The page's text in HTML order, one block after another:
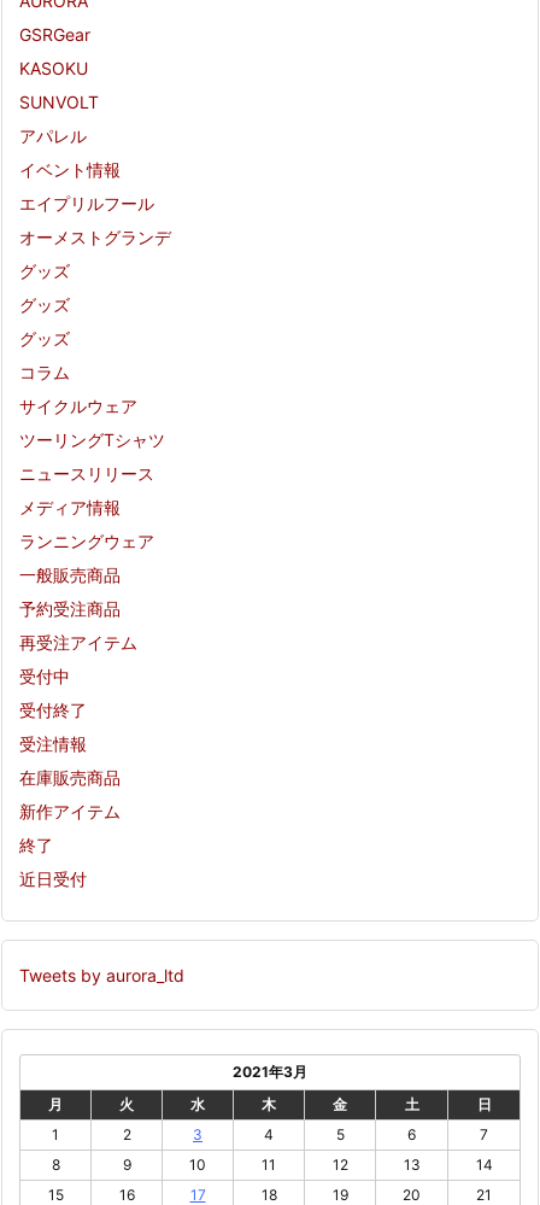
GSRGear
KASOKU
SUNVOLT
アパレル
イベント情報
エイプリルフール
オーメストグランデ
グッズ
グッズ
グッズ
コラム
サイクルウェア
ツーリングTシャツ
ニュースリリース
メディア情報
ランニングウェア
一般販売商品
予約受注商品
再受注アイテム
受付中
受付終了
受注情報
在庫販売商品
新作アイテム
終了
近日受付
Tweets by aurora_ltd
2021年3月
月
火 水 木 金 土 日
1 2 3 4 5 6
7
8
9 10 11 12 13
14
15
16 17 18 19 20
21